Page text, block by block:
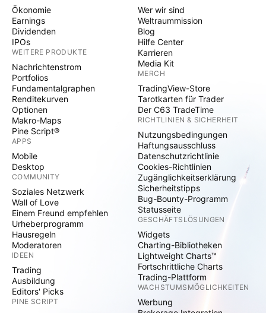
Ökonomie
Earnings
Dividenden
IPOs
WEITERE PRODUKTE
Nachrichtenstrom
Portfolios
Fundamentalgraphen
Renditekurven
Optionen
Makro-Maps
Pine Script®
APPS
Mobile
Desktop
COMMUNITY
Soziales Netzwerk
Wall of Love
Einem Freund empfehlen
Urheberprogramm
Hausregeln
Moderatoren
IDEEN
Trading
Ausbildung
Editors' Picks
PINE SCRIPT
Wer wir sind
Weltraummission
Blog
Hilfe Center
Karrieren
Media Kit
MERCH
TradingView-Store
Tarotkarten für Trader
Der C63 TradeTime
RICHTLINIEN & SICHERHEIT
Nutzungsbedingungen
Haftungsausschluss
Datenschutzrichtlinie
Cookies-Richtlinien
Zugänglichkeitserklärung
Sicherheitstipps
Bug-Bounty-Programm
Statusseite
GESCHÄFTSLÖSUNGEN
Widgets
Charting-Bibliotheken
Lightweight Charts™
Fortschrittliche Charts
Trading-Plattform
WACHSTUMSMÖGLICHKEITEN
Werbung